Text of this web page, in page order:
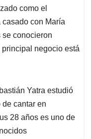
como el
con María
conocieron
negocio está
Yatra estudió
cantar en
28 años es uno de